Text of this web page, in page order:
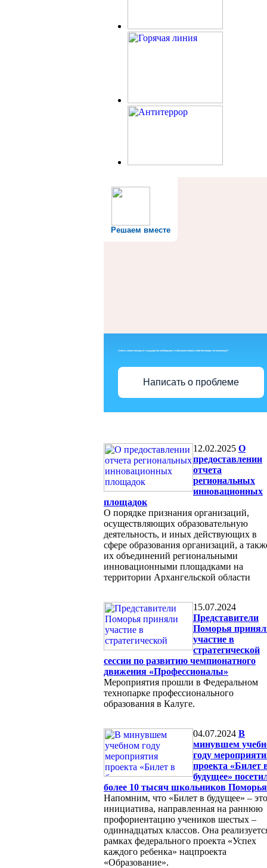
Решаем вместе
Знаете, какая помощь от государства необходима, чтобы реализовать свой потенциал на максимум?
Написать о проблеме
12.02.2025 О
предоставлении
отчета
региональных
инновационных
площадок
О порядке признания организаций,
осуществляющих образовательную
деятельность, и иных действующих в
сфере образования организаций, а
их объединений региональными
инновационными площадками на
территории Архангельской области
15.07.2024
Представители
Поморья
участие в
стратегической
сессии по развитию чемпионатного
движения «Профессионалы»
Мероприятия прошли в Федеральном
технопарке профессионального
образования в Калуге.
04.07.2024 В
минувшем
году
проекта «Билет
будущее»
более 10 тысяч школьников Поморья
Напомним, что «Билет в будущее» – это
инициатива, направленная на раннюю
профориентацию учеников шестых –
одиннадцатых классов. Она
рамках федерального проекта «Успех
каждого ребенка» нацпроекта
«Образование».